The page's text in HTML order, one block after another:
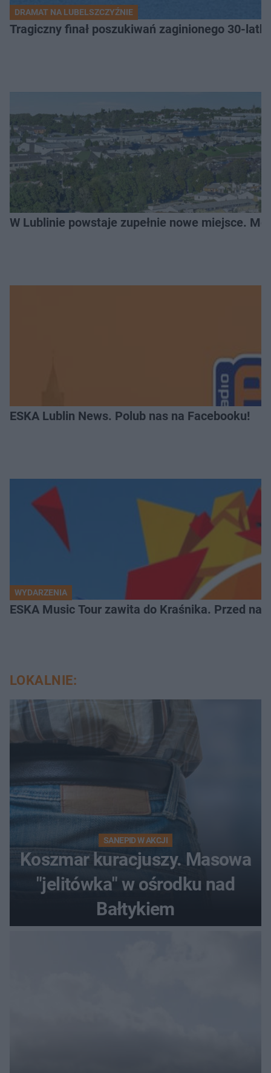
DRAMAT NA LUBELSZCZYŹNIE
Tragiczny finał poszukiwań zaginionego 30-
W Lublinie powstaje zupełnie nowe miejsce.
ESKA Lublin News. Polub nas na Facebooku!
WYDARZENIA
ESKA Music Tour zawita do Kraśnika. Przed
LOKALNIE:
SANEPID W AKCJI
Koszmar kuracjuszy. Masowa
"jelitówka" w ośrodku nad
Bałtykiem